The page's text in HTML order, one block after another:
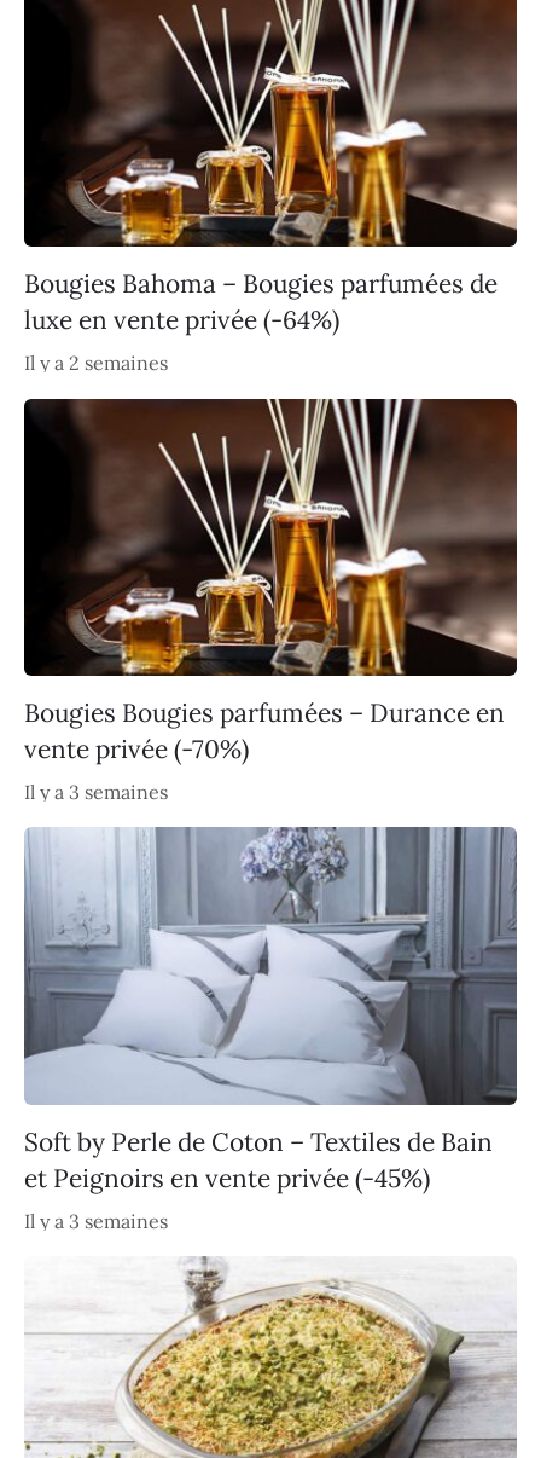
Bougies Bahoma – Bougies parfumées de
luxe en vente privée (-64%)
Il y a 2 semaines
Bougies Bougies parfumées – Durance en
vente privée (-70%)
Il y a 3 semaines
Soft by Perle de Coton – Textiles de Bain
et Peignoirs en vente privée (-45%)
Il y a 3 semaines